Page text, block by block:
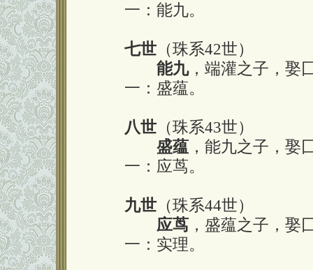
一：能九。
七世 （珠系42世）
能九，端灌之子，娶
一：盛蕴。
八世 （珠系43世）
盛蕴 ，能九之子，娶
一：应茑。
九世 （珠系44世）
应茑 ，盛蕴之子，娶
一：实理。